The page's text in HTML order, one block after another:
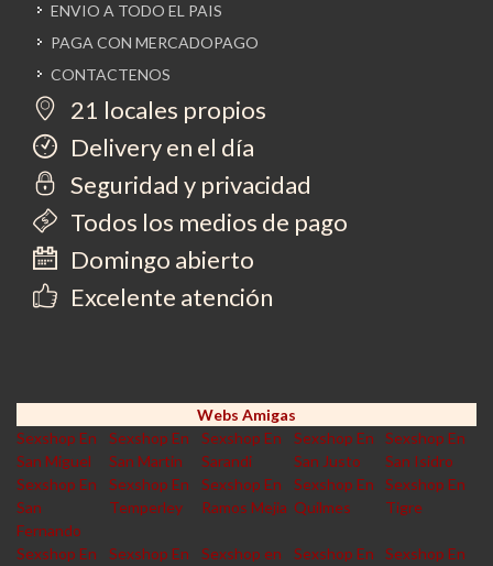
ENVIO A TODO EL PAIS
PAGA CON MERCADOPAGO
CONTACTENOS
21 locales propios
Delivery en el día
Seguridad y privacidad
Todos los medios de pago
Domingo abierto
Excelente atención
Webs Amigas
Sexshop En
San Miguel
Sexshop En
San Martin
Sexshop En
Sarandi
Sexshop En
San Justo
Sexshop En
San Isidro
Sexshop En
San
Fernando
Sexshop En
Temperley
Sexshop En
Ramos Mejia
Sexshop En
Quilmes
Sexshop En
Tigre
Sexshop En
Sexshop En
Sexshop en
Sexshop En
Sexshop En